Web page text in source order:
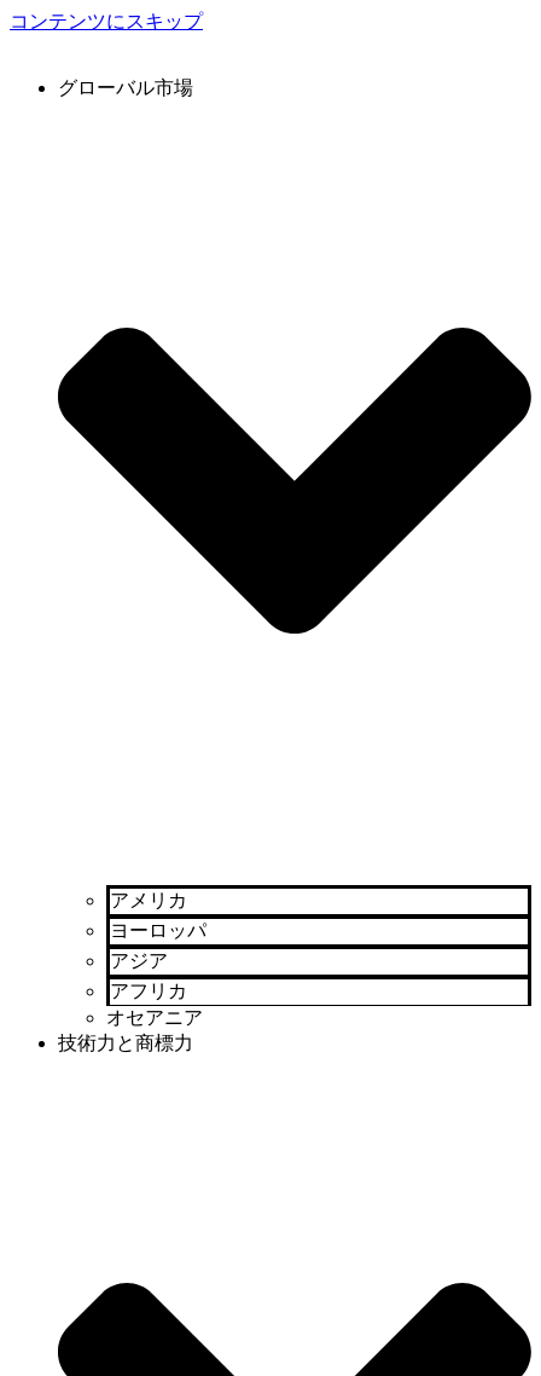
コンテンツにスキップ
グローバル市場
アメリカ
ヨーロッパ
アジア
アフリカ
オセアニア
技術力と商標力